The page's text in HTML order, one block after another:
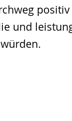
und